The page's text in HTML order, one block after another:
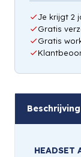
Je krijgt 2
Gratis
Gratis
Beschrijving
HEADSET